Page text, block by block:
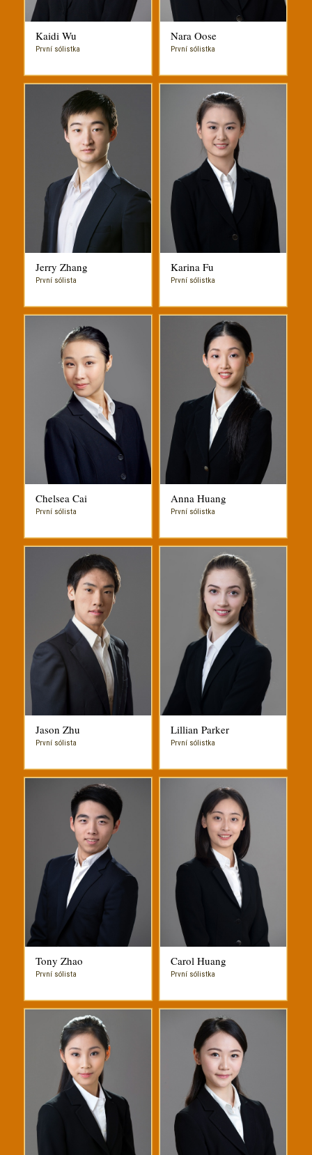
Kaidi Wu
První sólistka
Nara Oose
První sólistka
Jerry Zhang
První sólista
Karina Fu
První sólistka
Chelsea Cai
První sólista
Anna Huang
První sólistka
Jason Zhu
První sólista
Lillian Parker
První sólistka
Tony Zhao
První sólista
Carol Huang
První sólistka